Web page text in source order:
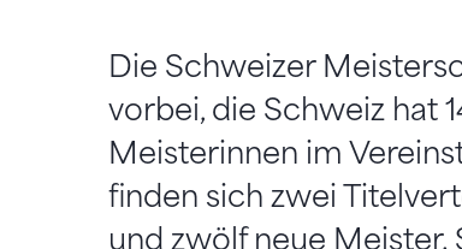
Die Schweizer
vorbei, die Schweiz hat
Meisterinnen im
finden sich zwei
und zwölf neue